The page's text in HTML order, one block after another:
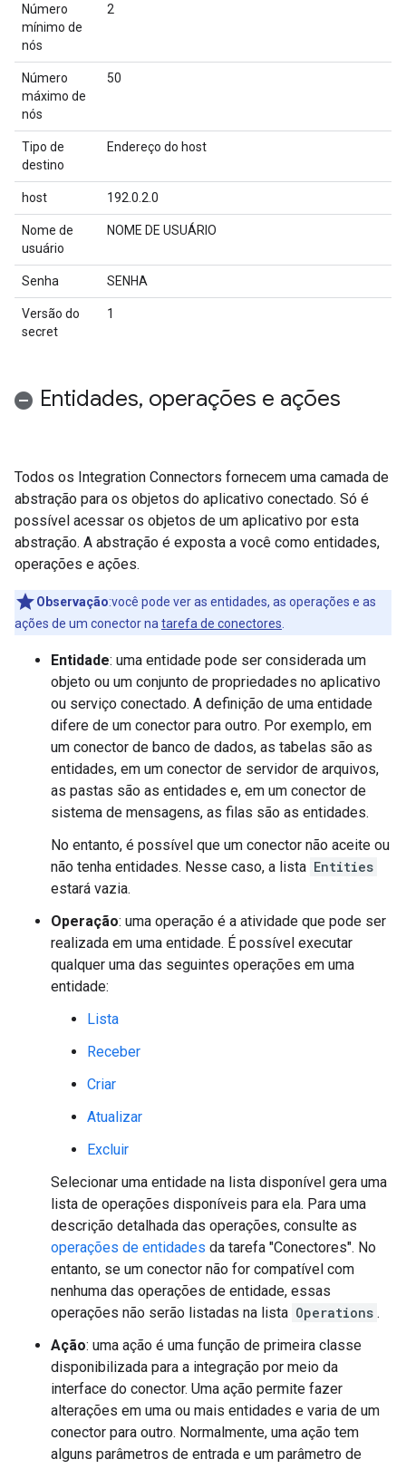
Número
mínimo de
nós
2
Número
máximo de
nós
50
Tipo de
destino
Endereço do host
host 192.0.2.0
Nome de
usuário
NOME DE USUÁRIO
Senha SENHA
Versão do
secret
1
Entidades, operações e ações
Todos os Integration Connectors fornecem uma camada de
abstração para os objetos do aplicativo conectado. Só é
possível acessar os objetos de um aplicativo por esta
abstração. A abstração é exposta a você como entidades,
operações e ações.
Observação:você pode ver as entidades, as operações e as
ações de um conector na tarefa de conectores
Entidade: uma entidade pode ser considerada um
objeto ou um conjunto de propriedades no aplicativo
ou serviço conectado. A definição de uma entidade
difere de um conector para outro. Por exemplo, em
um conector de banco de dados, as tabelas são as
entidades, em um conector de servidor de arquivos,
as pastas são as entidades e, em um conector de
sistema de mensagens, as filas são as entidades.
No entanto, é possível que um conector não aceite ou
não tenha entidades. Nesse caso, a lista Entities
estará vazia.
Operação: uma operação é a atividade que pode ser
realizada em uma entidade. É possível executar
qualquer uma das seguintes operações em uma
entidade:
Lista
Receber
Criar
Atualizar
Excluir
Selecionar uma entidade na lista disponível gera uma
lista de operações disponíveis para ela. Para uma
descrição detalhada das operações, consulte as
operações de entidades da tarefa "Conectores". No
entanto, se um conector não for compatível com
nenhuma das operações de entidade, essas
operações não serão listadas na lista Operations .
Ação: uma ação é uma função de primeira classe
disponibilizada para a integração por meio da
interface do conector. Uma ação permite fazer
alterações em uma ou mais entidades e varia de um
conector para outro. Normalmente, uma ação tem
alguns parâmetros de entrada e um parâmetro de